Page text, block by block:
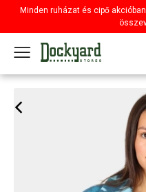
Minden ruházat és cipő